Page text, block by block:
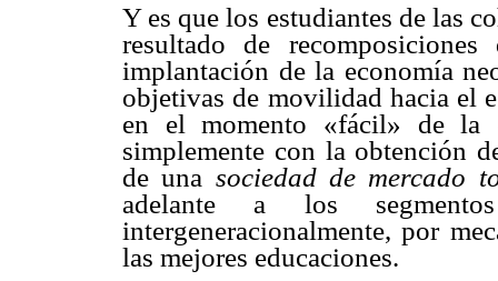
Y es que los estudiantes de las
resultado de
implantación de la economía
objetivas de movilidad hacia el
en el momento «fácil» de la
simplemente con la obtención
de una sociedad de mercado
adelante a los
intergeneracionalmente, por
las mejores educaciones.